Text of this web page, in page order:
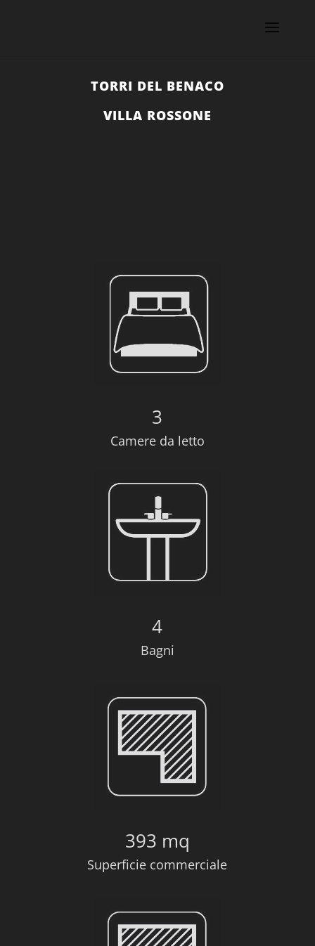
TORRI DEL BENACO
VILLA ROSSONE
3
Camere da letto
4
Bagni
393 mq
Superficie commerciale